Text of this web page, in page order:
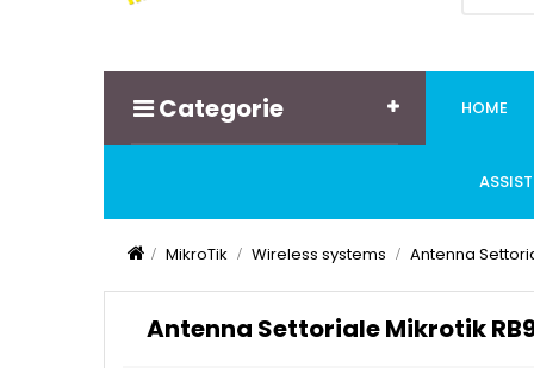
Categorie HOME
MikroTik Wireless systems Antenna
Antenna Settoriale Mikrotik